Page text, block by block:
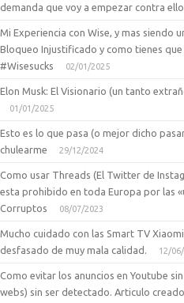
demanda que voy a empezar contra
Mi Experiencia con Wise, y mas siendo
Bloqueo Injustificado y como tienes
#Wisesucks
02/01/2025
Elon Musk: El Visionario (un tanto
01/01/2025
Esto es lo que pasa (o mejor dicho
chulearme
29/12/2024
Como usar Threads (El Twitter de
esta prohibido en toda Europa por las
Corruptos
08/07/2023
Mucho cuidado con las Smart TV
desfasado de muy mala calidad.
12/
Como evitar los anuncios en Youtube
webs) sin ser detectado. Articulo